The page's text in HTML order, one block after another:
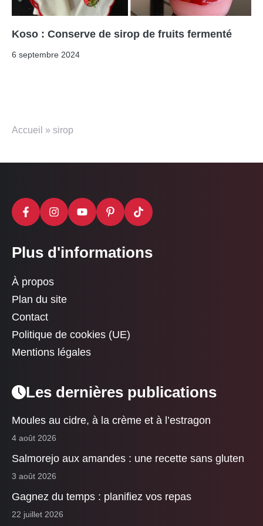
Koso : Conserve de sirop de fruits fermenté
6 septembre 2024
Accueil » sirop
Plus d'informations
À propos
Plan du site
Contact
Politique de cookies (UE)
Mentions légales
Les dernières publications
Moules au cidre, à la crème et à l’estragon
4 août 2026
Salmorejo aux amandes : une recette sans gluten
3 août 2026
Gagnez du temps : planifiez vos repas
22 juillet 2026